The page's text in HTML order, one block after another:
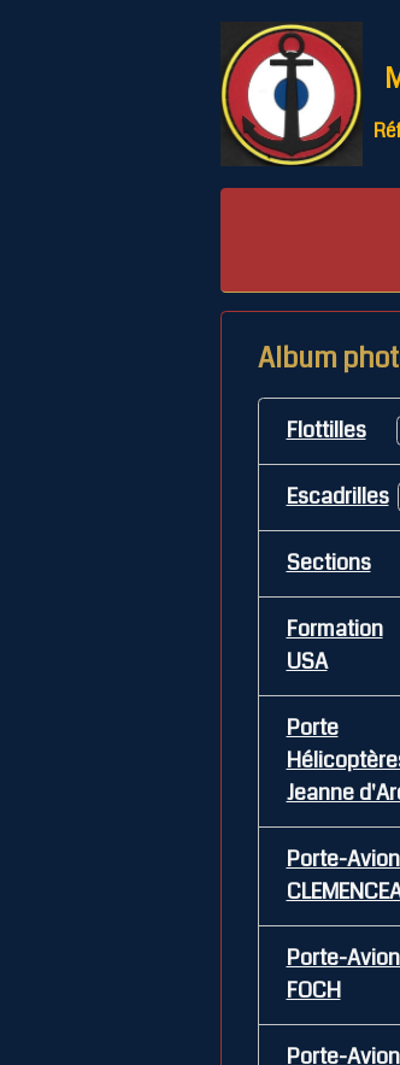
Album
Flottilles
Escadrilles
Sections
Formation
USA
Porte
Jeanne
Porte-
Porte-
FOCH
Porte-